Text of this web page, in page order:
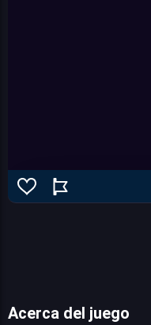
Acerca del juego